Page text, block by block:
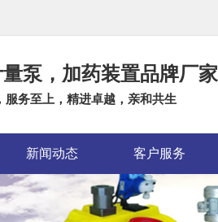
泵，加药装置品牌厂家
服务至上，精进卓越，亲和共生
新闻动态 客户服务